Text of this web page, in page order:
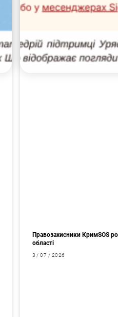
Правозахисники КримSOS
області
3 / 07 / 2026